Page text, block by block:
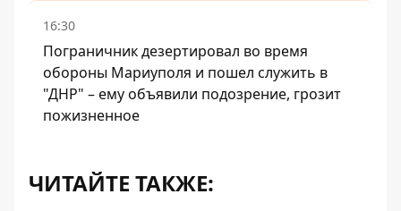
16:30
Пограничник дезертировал во время
обороны Мариуполя и пошел служить в
"ДНР" – ему объявили подозрение, грозит
пожизненное
ЧИТАЙТЕ ТАКЖЕ: